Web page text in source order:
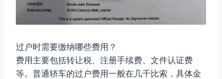
过户时需要缴纳哪些费用？
费用主要包括转让税、注册手续费、文件认证费
等。普通轿车的过户费用一般在几千比索，具体金